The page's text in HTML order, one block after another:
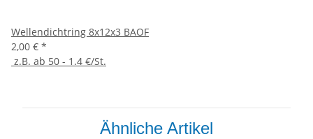
Wellendichtring 8x12x3 BAOF
2,00 € *
z.B. ab 50 - 1.4 €/St.
Ähnliche Artikel